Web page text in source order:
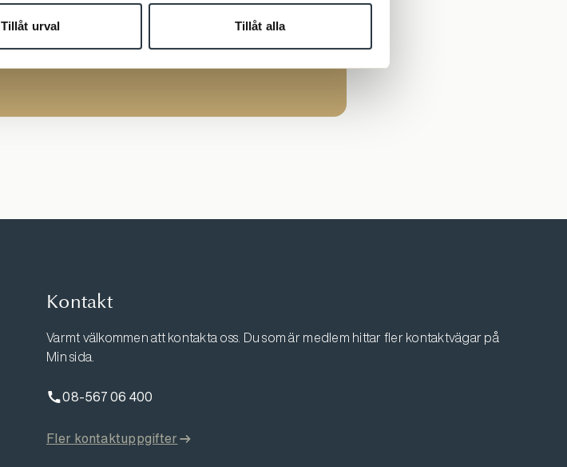
Tillåt urval Tillåt alla
Kontakt
Varmt välkommen att kontakta oss. Du som är medlem hittar fler kontaktvägar på
Min sida.
08-567 06 400
Fler kontaktuppgifter